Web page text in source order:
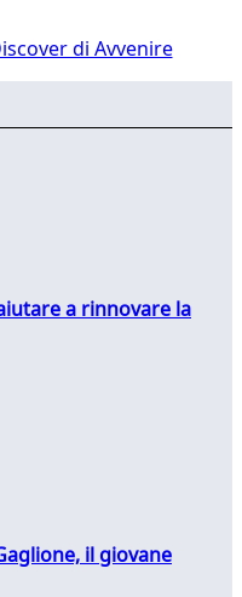
di Avvenire
a rinnovare la
il giovane